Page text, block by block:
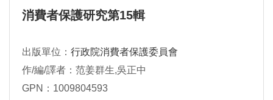
消費者保護研究第15輯
出版單位： 行政院消費者保護委員會
作/編/譯者：范姜群生,吳正中
GPN：1009804593